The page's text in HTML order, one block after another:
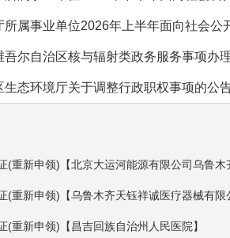
所属事业单位2026年上半年面向社会
吾尔自治区核与辐射类政务服务事项办
生态环境厅关于调整行政职权事项的公
(重新申领)【北京大运河能源有限公司乌鲁木
(重新申领)【乌鲁木齐天钰祥诚医疗器械有限
(重新申领)【昌吉回族自治州人民医院】